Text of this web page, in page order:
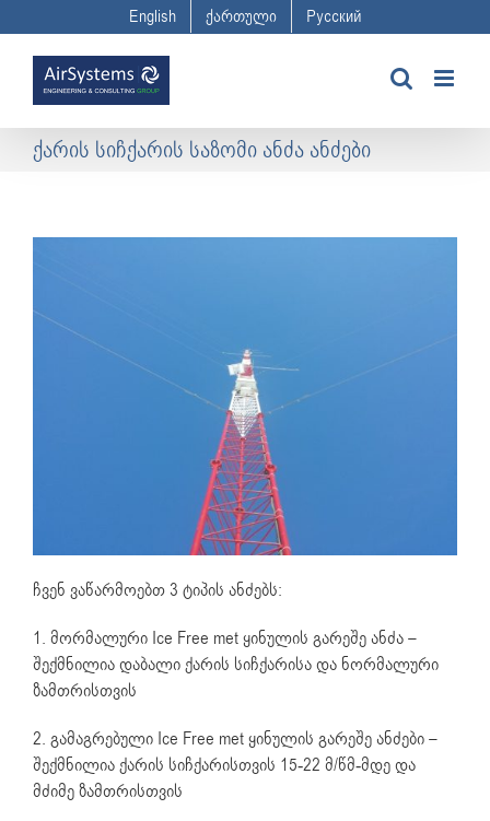
to
content
English ქართული Русский
ქარის სიჩქარის საზომი ანძა ანძები
ჩვენ ვაწარმოებთ 3 ტიპის ანძებს:
1. მორმალური Ice Free met ყინულის გარეშე ანძა –
შექმნილია დაბალი ქარის სიჩქარისა და ნორმალური
ზამთრისთვის
2. გამაგრებული Ice Free met ყინულის გარეშე ანძები –
შექმნილია ქარის სიჩქარისთვის 15-22 მ/წმ-მდე და
მძიმე ზამთრისთვის